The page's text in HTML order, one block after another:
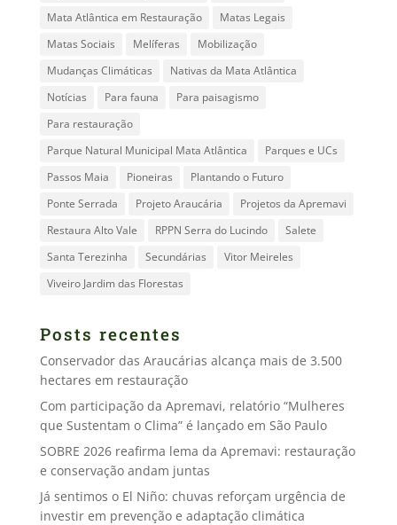
Mata Atlântica em Restauração
Matas Legais
Matas Sociais
Melíferas
Mobilização
Mudanças Climáticas
Nativas da Mata Atlântica
Notícias
Para fauna
Para paisagismo
Para restauração
Parque Natural Municipal Mata Atlântica
Parques e UCs
Passos Maia
Pioneiras
Plantando o Futuro
Ponte Serrada
Projeto Araucária
Projetos da Apremavi
Restaura Alto Vale
RPPN Serra do Lucindo
Salete
Santa Terezinha
Secundárias
Vitor Meireles
Viveiro Jardim das Florestas
Posts recentes
Conservador das Araucárias alcança mais de 3.500
hectares em restauração
Com participação da Apremavi, relatório “Mulheres
que Sustentam o Clima” é lançado em São Paulo
SOBRE 2026 reafirma lema da Apremavi: restauração
e conservação andam juntas
Já sentimos o El Niño: chuvas reforçam urgência de
investir em prevenção e adaptação climática